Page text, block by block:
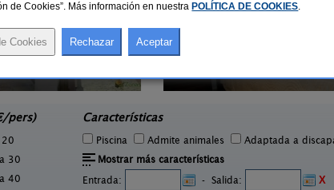
10+3 pers.
80 €
Sa Vinya d´en
Palerm
pers)
30
40
Características
Piscina Admite animales
Adaptada a
Mostrar más características
Entrada:
- Salida:
X
de Cookies”. Más información en nuestra POLÍTICA DE COOKIES.